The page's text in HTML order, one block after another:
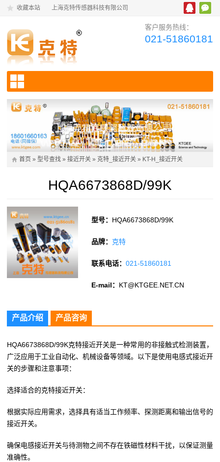
收藏本站 上海克特传感器科技有限公司
客户服务热线：
021-51860181
首页 » 型号查找 » 接近开关 » 克特_接近开关 » KT-H_接近开关
HQA6673868D/99K
型号： HQA6673868D/99K
品牌： 克特
联系电话：021-51860181
E-mail： KT@KTGEE.NET.CN
产品介绍 产品咨询
HQA6673868D/99K克特接近开关是一种常用的非接触式检测装置，
广泛应用于工业自动化、机械设备等领域。以下是使用电感式接近开
关的步骤和注意事项：
选择适合的克特接近开关：
根据实际应用需求，选择具有适当工作频率、探测距离和输出信号的
接近开关。
确保电感接近开关与待测物之间不存在铁磁性材料干扰，以保证测量
准确性。